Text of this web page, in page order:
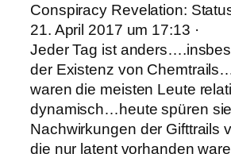
Conspiracy Revelation:
21. April 2017 um 17:13 ·
Jeder Tag ist
der Existenz von
waren die meisten Leute
dynamisch…heute spüren
Nachwirkungen der Gifttrails
die nur latent vorhanden